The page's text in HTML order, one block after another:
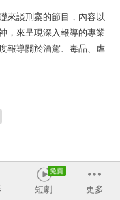
來談刑案的節目，內容以
，來呈現深入報導的專業
報導關於酒駕、毒品、虐
# 連續殺人狂# 深度報導
短劇 更多